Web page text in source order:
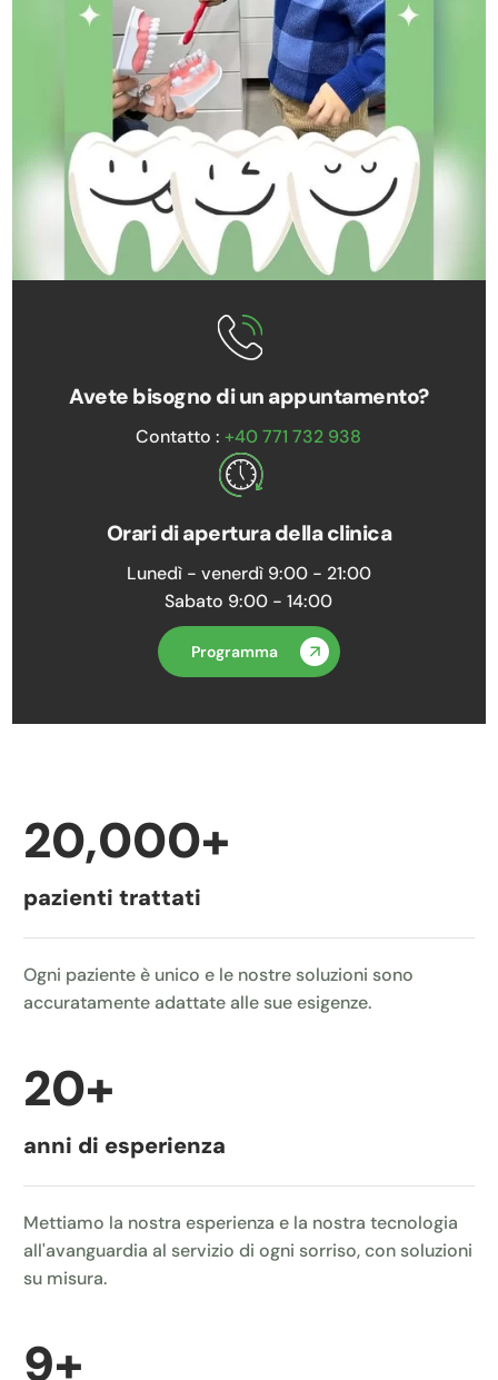
Avete bisogno di un appuntamento?
Contatto :+40 771 732 938
Orari di apertura della clinica
Lunedì - venerdì 9:00 - 21:00
Sabato 9:00 - 14:00
Programma
20,000+
pazienti trattati
Ogni paziente è unico e le nostre soluzioni sono
accuratamente adattate alle sue esigenze.
20+
anni di esperienza
Mettiamo la nostra esperienza e la nostra tecnologia
all'avanguardia al servizio di ogni sorriso, con soluzioni
su misura.
9+